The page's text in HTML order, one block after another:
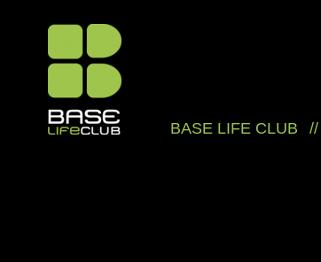
BASE LIFE CLUB //